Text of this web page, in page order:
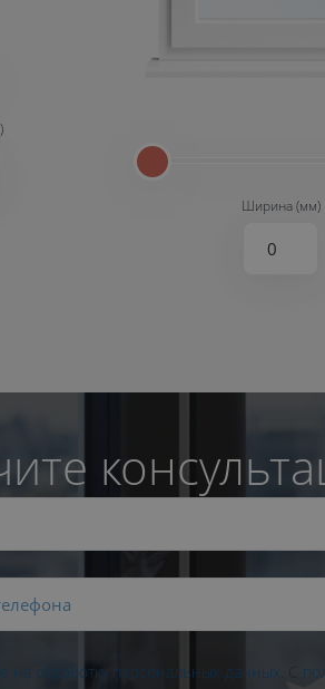
Ширина (мм)
на обработку персональных данных